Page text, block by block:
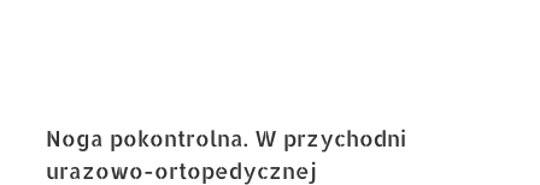
Noga pokontrolna. W przychodni
urazowo-ortopedycznej